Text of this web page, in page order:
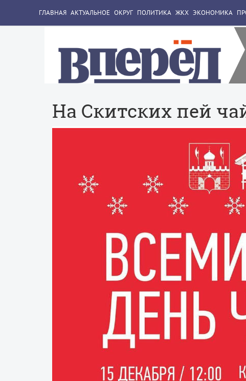
ГЛАВНАЯ АКТУАЛЬНОЕ ОКРУГ ПОЛИТИКА ЖКХ ЭКОНОМИКА
На Скитских пей